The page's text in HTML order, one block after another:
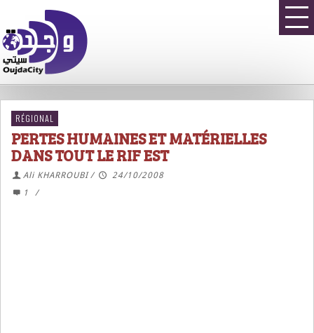
RÉGIONAL
PERTES HUMAINES ET MATÉRIELLES
DANS TOUT LE RIF EST
Ali KHARROUBI /
24/10/2008
1
/